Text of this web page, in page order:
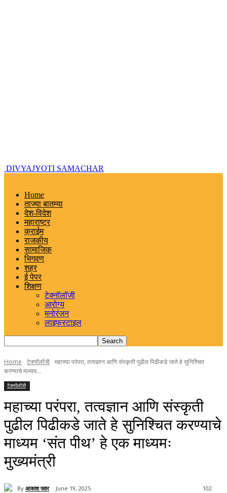
DIVYAJYOTI SAMACHAR
Home
ताज्या बातम्या
देश-विदेश
महाराष्ट्र
क्राईम
राजकीय
सामाजिक
भिगवण
शहर
ई पेपर
शिक्षण
टेक्नॉलॉजी
आरोग्य
मनोरंजन
लाइफस्टाइल
Home टेक्नॉलॉजी महाच्या परंपरा, तत्वज्ञान आणि संस्कृती पुढील पिढीकडे जाते हे सुनिश्चित
करण्याचे माध्यम...
टेक्नॉलॉजी
महाच्या परंपरा, तत्वज्ञान आणि संस्कृती
पुढील पिढीकडे जाते हे सुनिश्चित करण्याचे
माध्यम ‘संत पीथ’ हे एक माध्यमः
मुख्यमंत्री
By आकाश पवार June 19, 2025 102